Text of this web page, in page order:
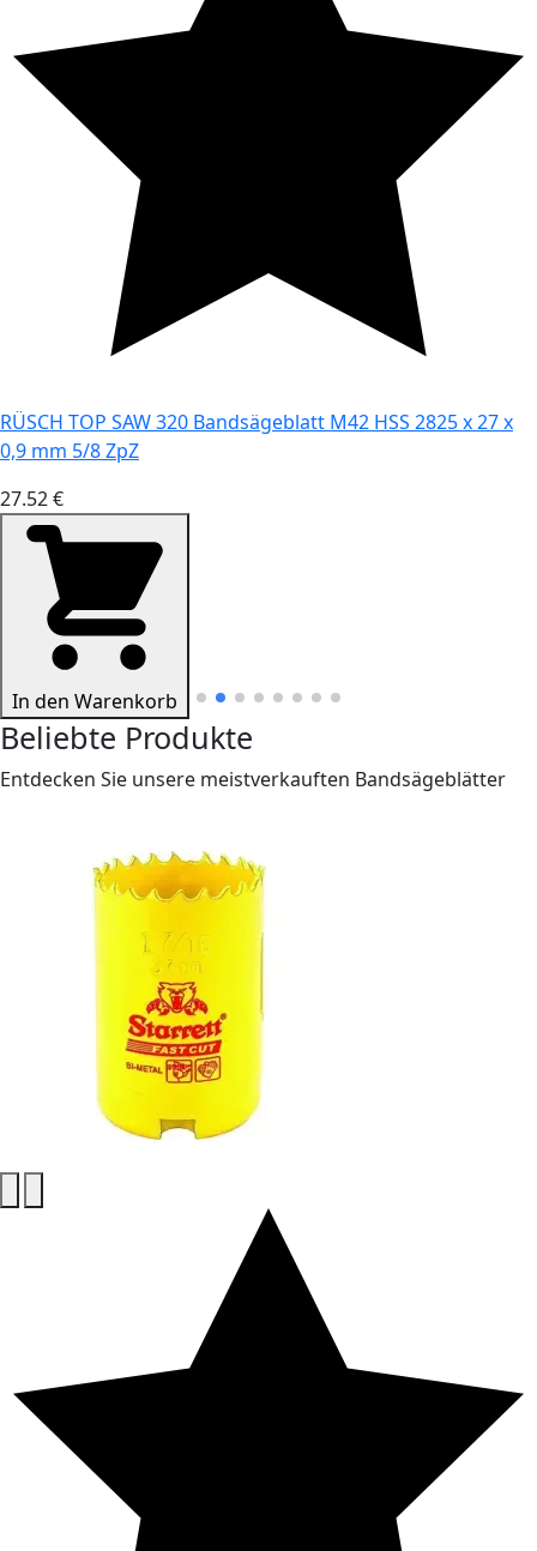
RÜSCH TOP SAW 320 Bandsägeblatt M42 HSS 2825 x 27 x
0,9 mm 5/8 ZpZ
27.52 €
In den Warenkorb
Beliebte Produkte
Entdecken Sie unsere meistverkauften Bandsägeblätter